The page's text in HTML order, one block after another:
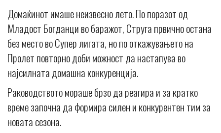
Домаќинот имаше неизвесно лето. По поразот од
Младост Богданци во баражот, Струга првично остана
без место во Супер лигата, но по откажувањето на
Пролет повторно доби можност да настапува во
најсилната домашна конкуренција.
Раководството мораше брзо да реагира и за кратко
време започна да формира силен и конкурентен тим за
новата сезона.